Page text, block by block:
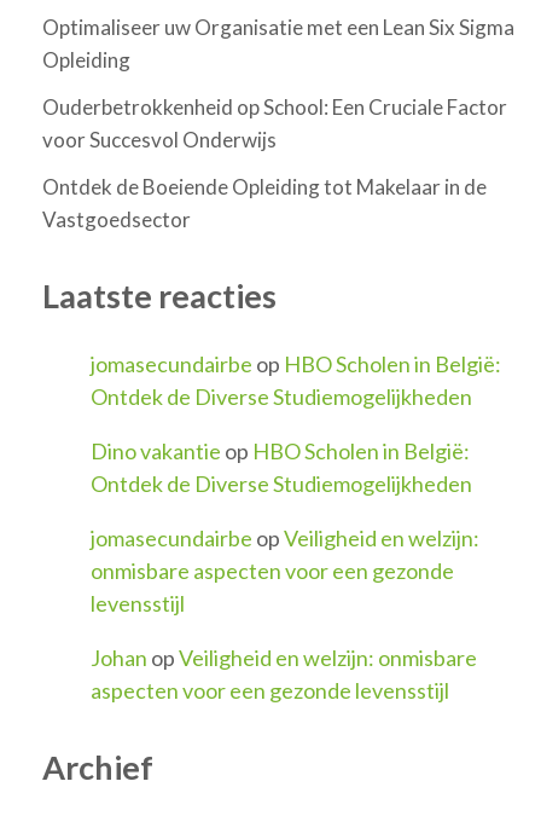
Optimaliseer uw Organisatie met een Lean Six Sigma
Opleiding
Ouderbetrokkenheid op School: Een Cruciale Factor
voor Succesvol Onderwijs
Ontdek de Boeiende Opleiding tot Makelaar in de
Vastgoedsector
Laatste reacties
jomasecundairbe op HBO Scholen in België:
Ontdek de Diverse Studiemogelijkheden
Dino vakantie op HBO Scholen in België:
Ontdek de Diverse Studiemogelijkheden
jomasecundairbe opVeiligheid en welzijn:
onmisbare aspecten voor een gezonde
levensstijl
Johan opVeiligheid en welzijn: onmisbare
aspecten voor een gezonde levensstijl
Archief